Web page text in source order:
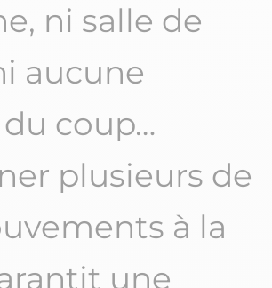
ni salle de
aucune
coup…
plusieurs de
à la
une